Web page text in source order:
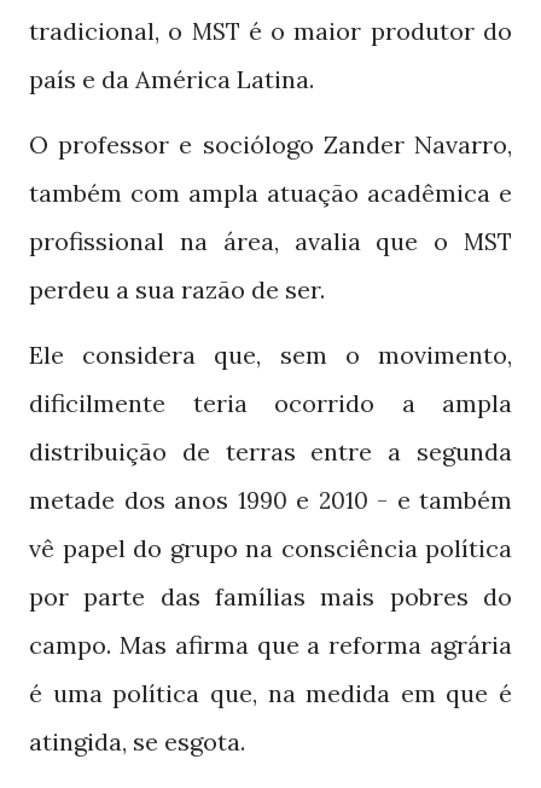
tradicional, o MST é o maior produtor do
país e da América Latina.
O professor e sociólogo Zander Navarro,
também com ampla atuação acadêmica e
profissional na área, avalia que o MST
perdeu a sua razão de ser.
Ele considera que, sem o movimento,
dificilmente teria ocorrido a ampla
distribuição de terras entre a segunda
metade dos anos 1990 e 2010 - e também
vê papel do grupo na consciência política
por parte das famílias mais pobres do
campo. Mas afirma que a reforma agrária
é uma política que, na medida em que é
atingida, se esgota.